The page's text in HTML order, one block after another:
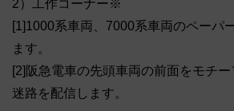
2）工作コーナー※
[1]1000系車両、7000系車両のペーパ
ます。
[2]阪急電車の先頭車両の前面をモチ
迷路を配信します。